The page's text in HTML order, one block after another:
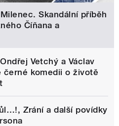
Skandální příběh
Číňana a
Vetchý a Václav
černé komedii o životě
Zrání a další povídky